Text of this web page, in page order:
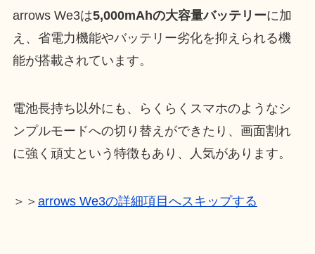
arrows We3は5,000mAhの大容量バッテリーに加
え、省電力機能やバッテリー劣化を抑えられる機
能が搭載されています。
電池長持ち以外にも、らくらくスマホのようなシ
ンプルモードへの切り替えができたり、画面割れ
に強く頑丈という特徴もあり、人気があります。
＞＞ arrows We3の詳細項目へスキップする